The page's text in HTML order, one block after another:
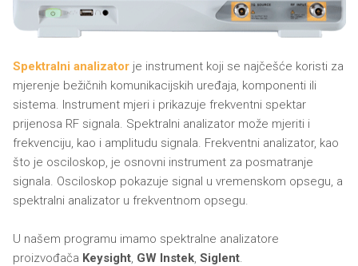
Spektralni analizator je instrument koji se najčešće koristi za
mjerenje bežičnih komunikacijskih uređaja, komponenti ili
sistema. Instrument mjeri i prikazuje frekventni spektar
prijenosa RF signala. Spektralni analizator može mjeriti i
frekvenciju, kao i amplitudu signala. Frekventni analizator, kao
što je osciloskop, je osnovni instrument za posmatranje
signala. Osciloskop pokazuje signal u vremenskom opsegu, a
spektralni analizator u frekventnom opsegu.
U našem programu imamo spektralne analizatore
proizvođača Keysight, GW Instek, Siglent.